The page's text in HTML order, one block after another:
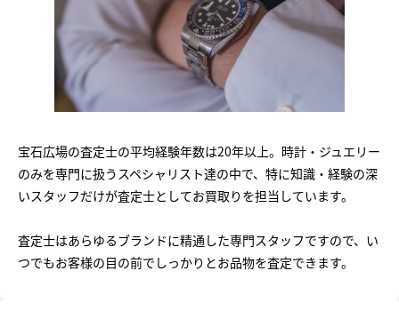
宝石広場の査定士の平均経験年数は20年以上。時計・ジュエリー
のみを専門に扱うスペシャリスト達の中で、特に知識・経験の深
いスタッフだけが査定士としてお買取りを担当しています。
査定士はあらゆるブランドに精通した専門スタッフですので、い
つでもお客様の目の前でしっかりとお品物を査定できます。